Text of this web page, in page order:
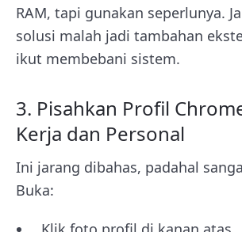
RAM, tapi gunakan seperlunya.
solusi malah jadi tambahan
ikut membebani sistem.
3. Pisahkan Profil
Kerja dan Personal
Ini jarang dibahas, padahal
Buka: